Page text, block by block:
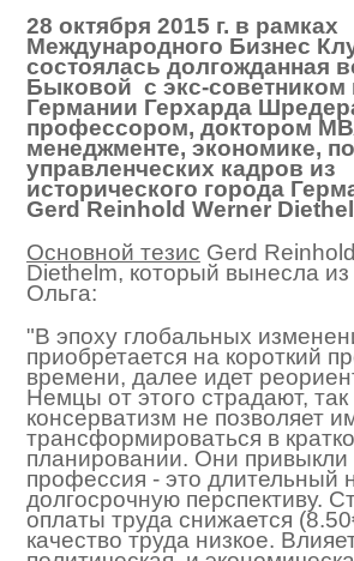
28 октября 2015 г. в рамках
Международного Бизнес
состоялась долгожданная
Быковой с экс-советником
Германии Герхарда
профессором, доктором
менеджменте, экономике,
управленческих кадров из
исторического города
Gerd Reinhold Werner
Основной тезис Gerd
Diethelm, который вынесла из
Ольга:
"В эпоху глобальных
приобретается на короткий
времени, далее идет
Немцы от этого страдают, так
консерватизм не позволяет
трансформироваться в
планировании. Они привыкли
профессия - это длительный
долгосрочную перспективу.
оплаты труда снижается
качество труда низкое.